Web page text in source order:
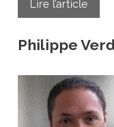
Lire l’article
Philippe